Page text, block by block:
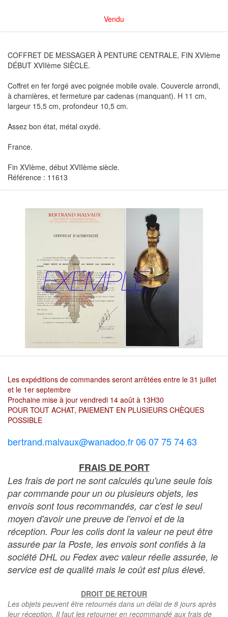
Vendu
COFFRET DE MESSAGER À PENTURE CENTRALE, FIN XVIème
DÉBUT XVIIème SIÈCLE.
Coffret en fer forgé avec poignée mobile ovale. Couvercle arrondi,
à charnières, et fermeture par cadenas (manquant). H 11 cm,
largeur 15,5 cm, profondeur 10,5 cm.
Assez bon état, métal oxydé.
France.
Fin XVIème, début XVIIème siècle.
Référence : 11613
Les expéditions de commandes seront arrêtées entre le 31 juillet
et le 1er septembre
Prochaine mise à jour vendredi 14 août à 13H30
POUR TOUT ACHAT, PAIEMENT EN PLUSIEURS CHÈQUES
POSSIBLE
bertrand.malvaux@wanadoo.fr 06 07 75 74 63
FRAIS DE PORT
Les frais de port ne sont calculés qu'une seule fois
par commande pour un ou plusieurs objets, les
envois sont tous recommandés, car c'est le seul
moyen d'avoir une preuve de l'envoi et de la
réception. Pour les colis dont la valeur ne peut être
assurée par la Poste, les envois sont confiés à la
société DHL ou Fedex avec valeur réelle assurée, le
service est de qualité mais le coût est plus élevé.
DROIT DE RETOUR
Les objets peuvent être retournés dans un délai de 8 jours après
leur réception. Il faut les retourner en recommandé aux frais de